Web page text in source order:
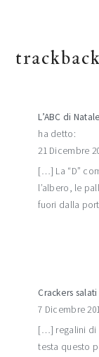
trackback
L’ABC di
ha detto:
21 Dicembre
[…] La “D”
l’albero, le
fuori dalla
Crackers
7 Dicembre
[…] regalini di
testa questo